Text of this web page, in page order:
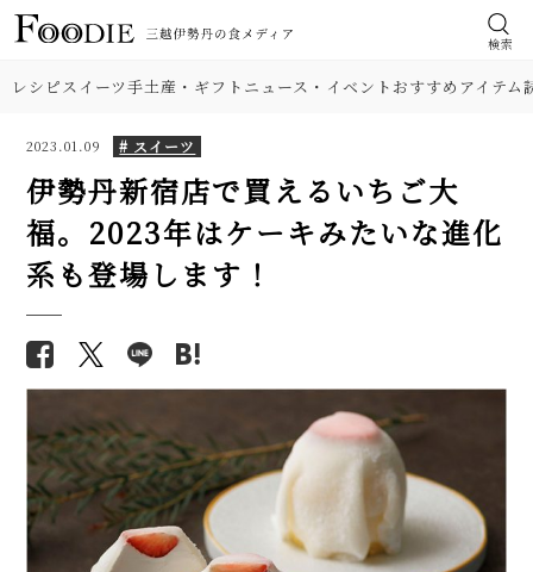
検索
レシピスイーツ手土産・ギフト ニュース・イベントおすすめアイテム
2023.01.09 # スイーツ
伊勢丹新宿店で買えるいちご大
福。2023年はケーキみたいな進化
系も登場します！